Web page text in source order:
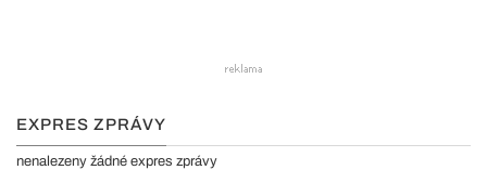
EXPRES ZPRÁVY
nenalezeny žádné expres zprávy